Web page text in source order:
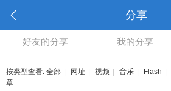
分享
好友的分享 我的分享
按类型查看: 全部 网址 视频 音乐 Flash
章